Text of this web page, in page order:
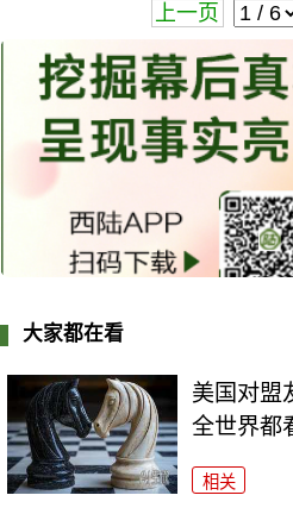
上一页
大家都在看
美国对盟
全世界都
相关